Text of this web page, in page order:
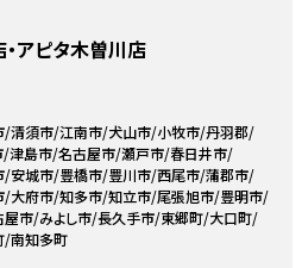
アピタ木曽川店
清須市 江南市 犬山市 小牧市 丹羽郡
津島市 名古屋市 瀬戸市 春日井市
安城市 豊橋市 豊川市 西尾市 蒲郡市
大府市 知多市 知立市 尾張旭市 豊明市
屋市 みよし市 長久手市 東郷町 大口町
南知多町